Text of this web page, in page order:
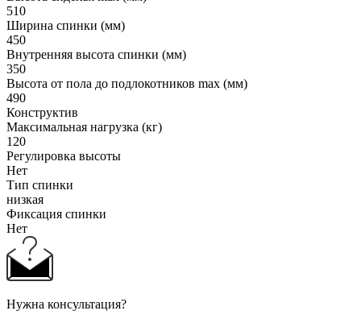
510
Ширина спинки (мм)
450
Внутренняя высота спинки (мм)
350
Высота от пола до подлокотников max (мм)
490
Конструктив
Максимальная нагрузка (кг)
120
Регулировка высоты
Нет
Тип спинки
низкая
Фиксация спинки
Нет
Нужна консультация?